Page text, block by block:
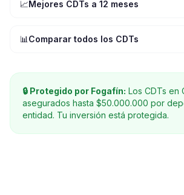
📈Mejores CDTs a 12 meses
📊 Comparar todos los CDTs
🔒 Protegido por Fogafín: Los CDTs en
asegurados hasta $50.000.000 por
entidad. Tu inversión está protegida.